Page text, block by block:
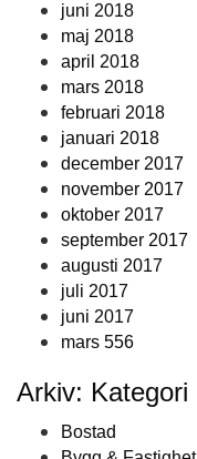
juni 2018
maj 2018
april 2018
mars 2018
februari 2018
januari 2018
december 2017
november 2017
oktober 2017
september 2017
augusti 2017
juli 2017
juni 2017
mars 556
Arkiv: Kategori
Bostad